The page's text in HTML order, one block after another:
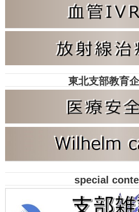
東北支部教育
special